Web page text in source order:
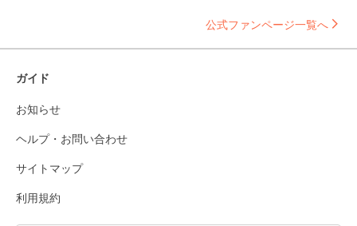
公式ファンページ一覧へ
ガイド
お知らせ
ヘルプ・お問い合わせ
サイトマップ
利用規約